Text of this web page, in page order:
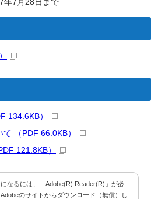
年7月28日まで
134.6KB）
（PDF 66.0KB）
121.8KB）
なるには、「Adobe(R) Reader(R)」が必
のサイトからダウンロード（無償）し